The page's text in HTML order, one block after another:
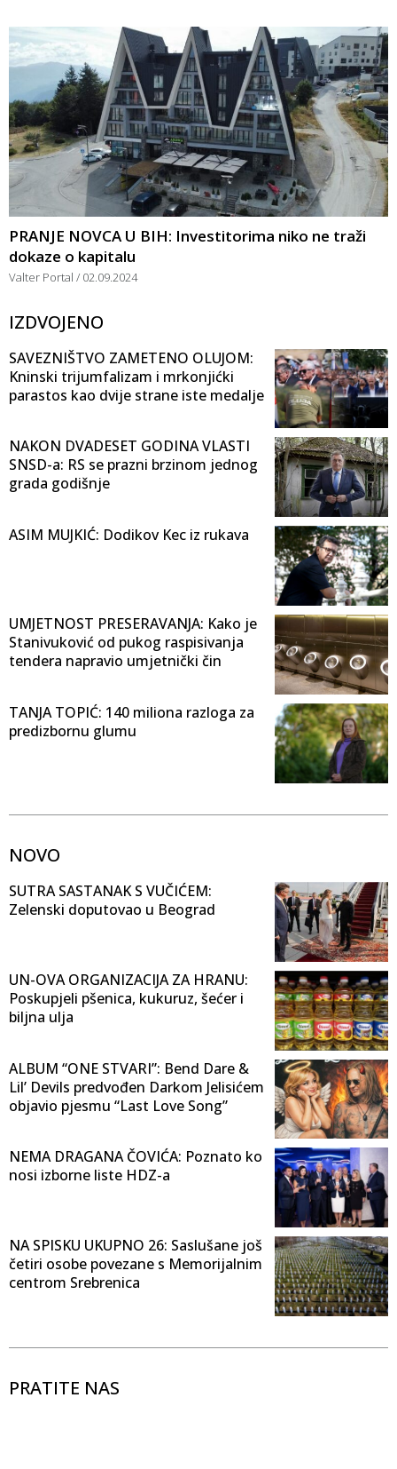
PRANJE NOVCA U BIH: Investitorima niko ne traži
dokaze o kapitalu
Valter Portal 02.09.2024
IZDVOJENO
SAVEZNIŠTVO ZAMETENO OLUJOM:
Kninski trijumfalizam i mrkonjićki
parastos kao dvije strane iste medalje
NAKON DVADESET GODINA VLASTI
SNSD-a: RS se prazni brzinom jednog
grada godišnje
ASIM MUJKIĆ: Dodikov Kec iz rukava
UMJETNOST PRESERAVANJA: Kako je
Stanivuković od pukog raspisivanja
tendera napravio umjetnički čin
TANJA TOPIĆ: 140 miliona razloga za
predizbornu glumu
NOVO
SUTRA SASTANAK S VUČIĆEM:
Zelenski doputovao u Beograd
UN-OVA ORGANIZACIJA ZA HRANU:
Poskupjeli pšenica, kukuruz, šećer i
biljna ulja
ALBUM “ONE STVARI”: Bend Dare &
Lil’ Devils predvođen Darkom Jelisićem
objavio pjesmu “Last Love Song”
NEMA DRAGANA ČOVIĆA: Poznato ko
nosi izborne liste HDZ-a
NA SPISKU UKUPNO 26: Saslušane još
četiri osobe povezane s Memorijalnim
centrom Srebrenica
PRATITE NAS